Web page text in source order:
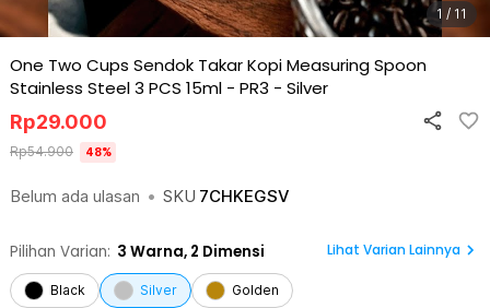
1 / 11
One Two Cups Sendok Takar Kopi Measuring Spoon
Stainless Steel 3 PCS 15ml - PR3 - Silver
Belum ada ulasan • SKU 7CHKEGSV
Rp29.000
Rp54.900 48%
Pilihan Varian: 3 Warna, 2 Dimensi Lihat Varian Lainnya
Black Silver Golden